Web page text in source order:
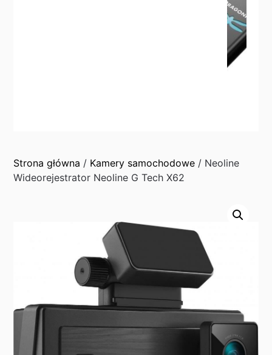
Strona główna / Kamery samochodowe / Neoline
Wideorejestrator Neoline G Tech X62